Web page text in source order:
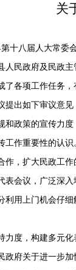
关
十八届人大常委
人民政府及民政
了各项工作任务
提出如下审议意见
和政策的宣传力度
工作重要性的认
作，扩大民政工
表会议，广泛深
利用上门机会仔
力度，构建多元化
政府关于进一步